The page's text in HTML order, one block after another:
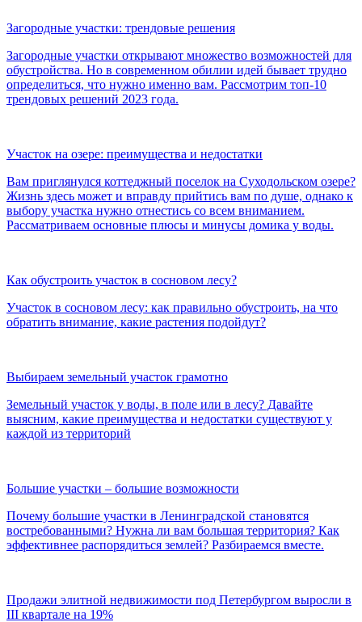
Загородные участки: трендовые решения
Загородные участки открывают множество возможностей для
обустройства. Но в современном обилии идей бывает трудно
определиться, что нужно именно вам. Рассмотрим топ-10
трендовых решений 2023 года.
Участок на озере: преимущества и недостатки
Вам приглянулся коттеджный поселок на Суходольском озере?
Жизнь здесь может и вправду прийтись вам по душе, однако к
выбору участка нужно отнестись со всем вниманием.
Рассматриваем основные плюсы и минусы домика у воды.
Как обустроить участок в сосновом лесу?
Участок в сосновом лесу: как правильно обустроить, на что
обратить внимание, какие растения подойдут?
Выбираем земельный участок грамотно
Земельный участок у воды, в поле или в лесу? Давайте
выясним, какие преимущества и недостатки существуют у
каждой из территорий
Большие участки – большие возможности
Почему большие участки в Ленинградской становятся
востребованными? Нужна ли вам большая территория? Как
эффективнее распорядиться землей? Разбираемся вместе.
Продажи элитной недвижимости под Петербургом выросли в
III квартале на 19%